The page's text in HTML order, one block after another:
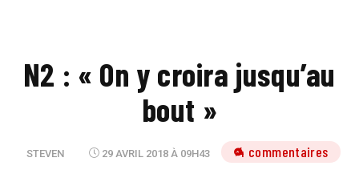
N2 : « On y croira jusqu’au
bout »
STEVEN 29 AVRIL 2018 À 09H43 4 commentaires